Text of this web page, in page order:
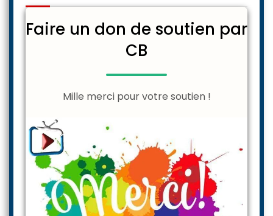
Faire un don de soutien par
CB
Mille merci pour votre soutien !